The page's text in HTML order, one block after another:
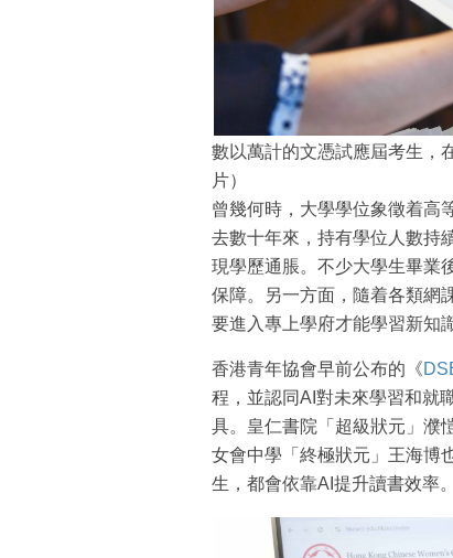
數以萬計的文憑試應屆考生，
片）
曾幾何時，大學學位象徵着高
去數十年來，持有學位人數持
現學歷通脹。不少大學生畢業
保障。另一方面，隨着各類網
要進入專上學府才能學習新知識
香港青年協會早前公布的《
程，並認同AI對未來學習和就
具。皇仁書院「超級狀元」濮
女會中學「終極狀元」王海博
生，都會依靠AI提升讀書效率。